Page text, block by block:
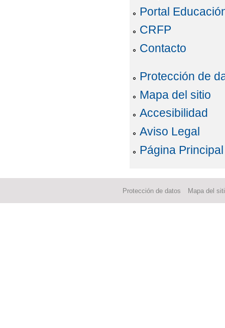
Portal
CRFP
Contacto
Protección de
Mapa del sitio
Accesibilidad
Aviso Legal
Página Principal
Protección de datos Mapa del